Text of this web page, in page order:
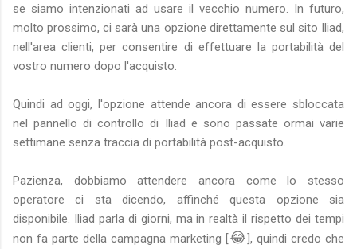
se siamo intenzionati ad usare il vecchio numero. In futuro,
molto prossimo, ci sarà una opzione direttamente sul sito Iliad,
nell'area clienti, per consentire di effettuare la portabilità del
vostro numero dopo l'acquisto.
Quindi ad oggi, l'opzione attende ancora di essere sbloccata
nel pannello di controllo di Iliad e sono passate ormai varie
settimane senza traccia di portabilità post-acquisto.
Pazienza, dobbiamo attendere ancora come lo stesso
operatore ci sta dicendo, affinché questa opzione sia
disponibile. Iliad parla di giorni, ma in realtà il rispetto dei tempi
non fa parte della campagna marketing [😂], quindi credo che